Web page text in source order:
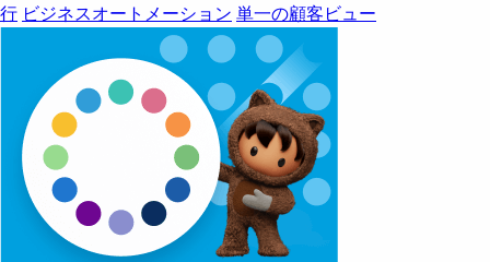
行 ビジネスオートメーション 単一の顧客ビュー